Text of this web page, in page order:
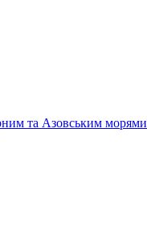
та Азовським морями